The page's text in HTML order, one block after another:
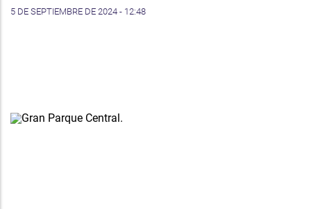
5 DE SEPTIEMBRE DE 2024 - 12:48